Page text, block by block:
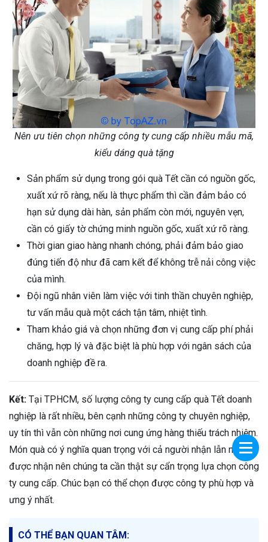
Nên ưu tiên chọn những công ty cung cấp nhiều mẫu mã,
kiểu dáng quà tặng
Sản phẩm sử dụng trong gói quà Tết cần có nguồn gốc,
xuất xứ rõ ràng, nếu là thực phẩm thì cần đảm bảo có
hạn sử dụng dài hàn, sản phẩm còn mới, nguyên vẹn,
cần có giấy tờ chứng minh nguồn gốc, xuất xứ rõ ràng.
Thời gian giao hàng nhanh chóng, phải đảm bảo giao
đúng tiến độ như đã cam kết để không trễ nải công việc
của mình.
Đội ngũ nhân viên làm việc với tinh thần chuyên nghiệp,
tư vấn mẫu quà một cách tận tâm, nhiệt tình.
Tham khảo giá và chọn những đơn vị cung cấp phí phải
chăng, hợp lý và đặc biệt là phù hợp với ngân sách của
doanh nghiệp đề ra.
Kết: Tại TPHCM, số lượng công ty cung cấp quà Tết doanh
nghiệp là rất nhiều, bên cạnh những công ty chuyên nghiệp,
uy tín thì vẫn còn những nơi cung ứng hàng thiếu trách nhiệm.
Món quà có ý nghĩa quan trọng với cả người nhận lẫn người
được nhận nên chúng ta cần thật sự cẩn trọng lựa chọn công
ty cung cấp. Chúc bạn có thể chọn được công ty phù hợp và
ưng ý nhất.
CÓ THỂ BẠN QUAN TÂM: